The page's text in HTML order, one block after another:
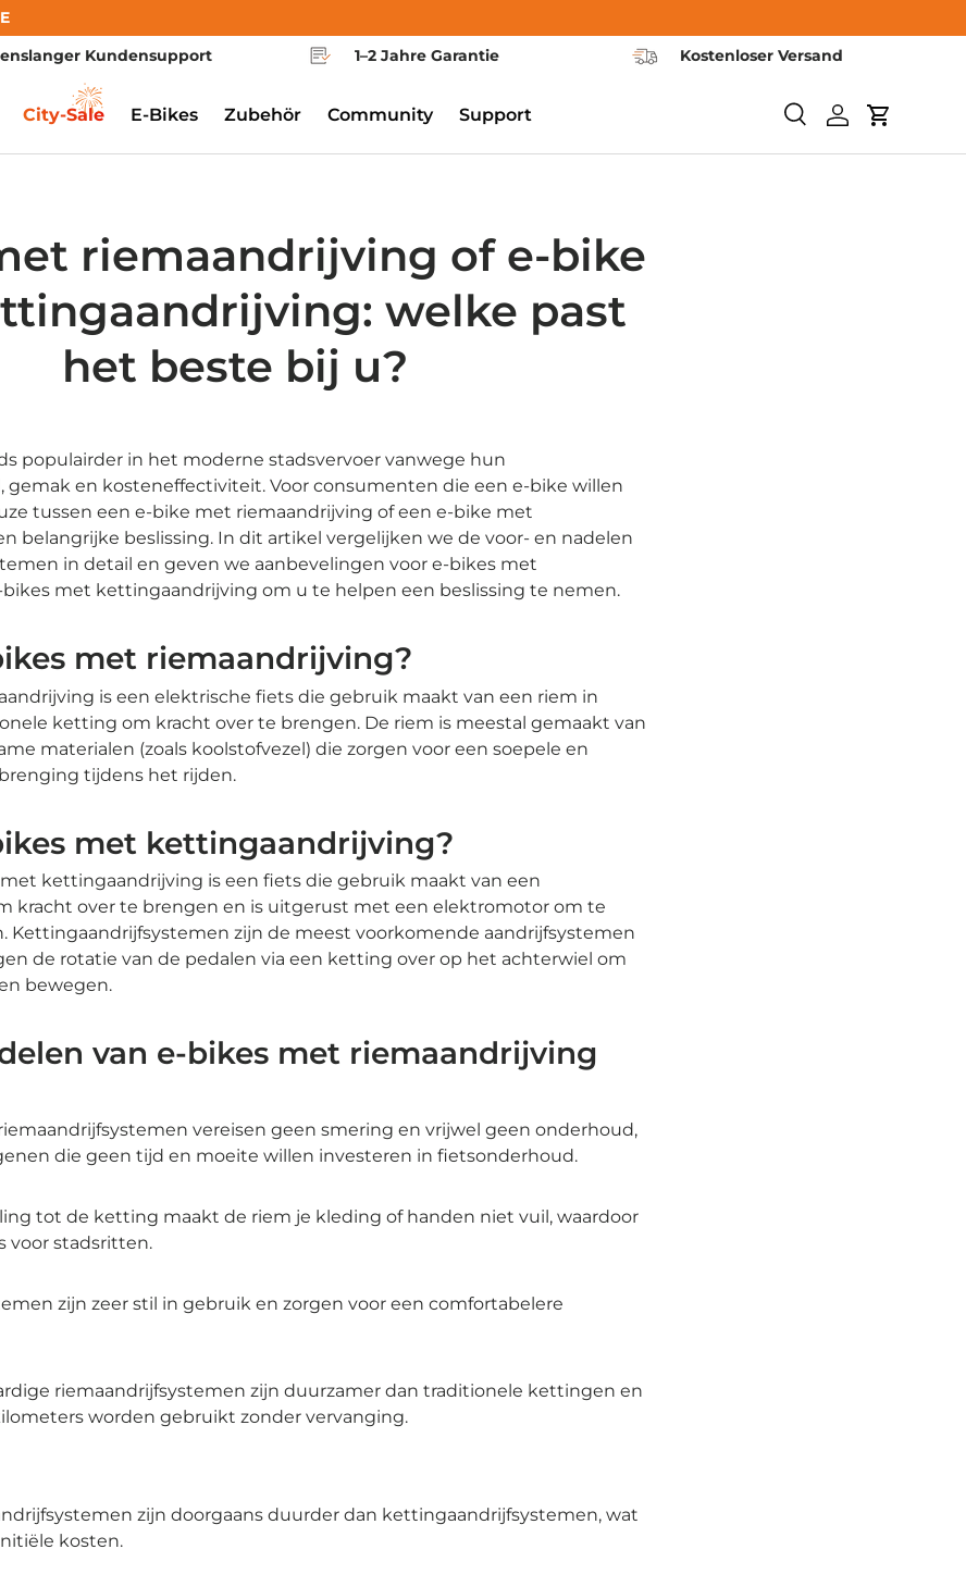
Kundensupport 1–2 Jahre Garantie Kostenloser Versand
ZoekenInloggen
City-Sale E-Bikes Zubehör Community Support
riemaandrijving of e-bike
welke past
het beste bij u?
populairder in het moderne stadsvervoer vanwege hun
gemak en kosteneffectiviteit. Voor consumenten die een e-bike willen
tussen een e-bike met riemaandrijving of een e-bike met
belangrijke beslissing. In dit artikel vergelijken we de voor- en nadelen
in detail en geven we aanbevelingen voor e-bikes met
met kettingaandrijving om u te helpen een beslissing te nemen.
met riemaandrijving?
is een elektrische fiets die gebruik maakt van een riem in
ketting om kracht over te brengen. De riem is meestal gemaakt van
materialen (zoals koolstofvezel) die zorgen voor een soepele en
tijdens het rijden.
met kettingaandrijving?
kettingaandrijving is een fiets die gebruik maakt van een
kracht over te brengen en is uitgerust met een elektromotor om te
Kettingaandrijfsystemen zijn de meest voorkomende aandrijfsystemen
de rotatie van de pedalen via een ketting over op het achterwiel om
bewegen.
van e-bikes met riemaandrijving
vereisen geen smering en vrijwel geen onderhoud,
die geen tijd en moeite willen investeren in fietsonderhoud.
tot de ketting maakt de riem je kleding of handen niet vuil, waardoor
voor stadsritten.
zijn zeer stil in gebruik en zorgen voor een comfortabelere
riemaandrijfsystemen zijn duurzamer dan traditionele kettingen en
worden gebruikt zonder vervanging.
zijn doorgaans duurder dan kettingaandrijfsystemen, wat
kosten.